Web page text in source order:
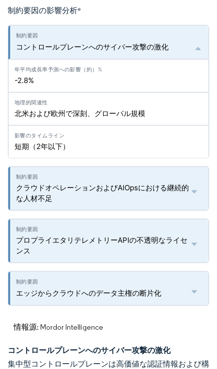
制約要因の影響分析*
コントロールプレーンへのサイバー攻撃の激化
-2.8%
北米および欧州で深刻、グローバル規模
短期（2年以下）
クラウドオペレーションおよびAIOpsにおける継続的
な人材不足
プロプライエタリテレメトリーAPIの不透明なライセ
ンス
エッジからクラウドへのデータ主権の断片化
情報源: Mordor Intelligence
コントロールプレーンへのサイバー攻撃の激化
集中型コントロールプレーンは高価値な認証情報および構